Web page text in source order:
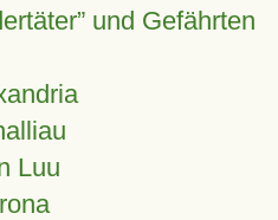
und Gefährten
Luu